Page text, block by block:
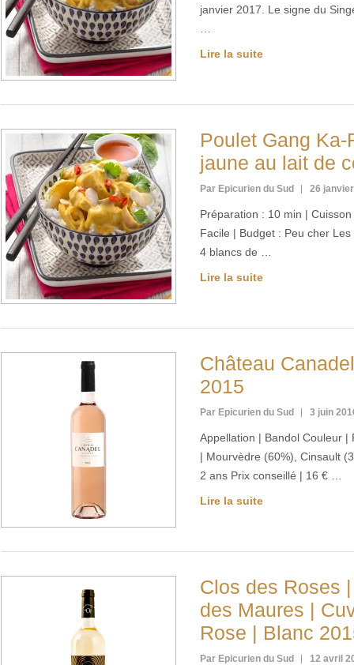
janvier 2017. Le signe du
Lire la suite
Poulet Gang
jaune au lait de
Par Epicurien du Sud 26
Préparation : 10 min |
Facile | Budget : Peu cher
4 blancs de …
Lire la suite
Château
2015
Par Epicurien du Sud 3 juin
Appellation | Bandol Couleur |
| Mourvèdre (60%), Cinsault
2 ans Prix conseillé | 16 € …
Lire la suite
Clos des Roses
des Maures |
Rose | Blanc
Par Epicurien du Sud 12 avril